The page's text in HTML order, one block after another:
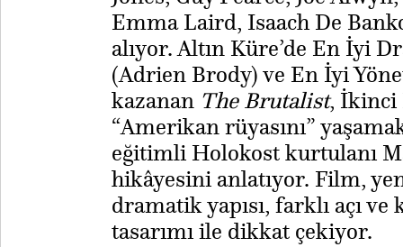
Emma Laird, Isaach De
alıyor. Altın Küre’de En İyi
(Adrien Brody) ve En İyi
kazanan The Brutalist, İkinci
“Amerikan rüyasını”
eğitimli Holokost kurtulanı
hikâyesini anlatıyor. Film,
dramatik yapısı, farklı açı
tasarımı ile dikkat çekiyor.